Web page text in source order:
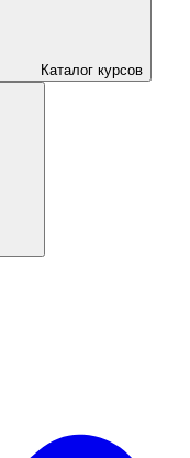
Каталог курсов